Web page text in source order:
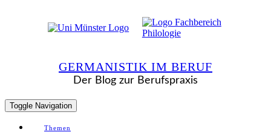
GERMANISTIK IM BERUF
Der Blog zur Berufspraxis
Toggle Navigation
Themen